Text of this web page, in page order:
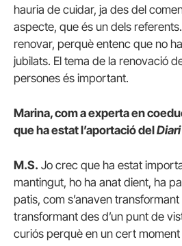
hauria de cuidar, ja des del
aspecte, que és un dels
renovar, perquè entenc que no
jubilats. El tema de la renovació
persones és important.
Marina, com a experta en
que ha estat l’aportació del
M.S. Jo crec que ha estat
mantingut, ho ha anat dient, ha
patis, com s’anaven transformant
transformant des d’un punt de
curiós perquè en un cert